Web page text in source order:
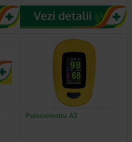
Pulsoximetru A3